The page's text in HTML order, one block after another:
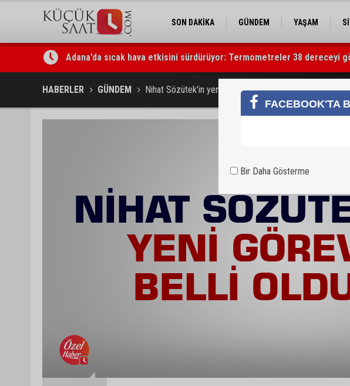
SON DAKİKA GÜNDEM YAŞAM
Adana’da sıcak hava etkisini sürdürüyor: Termometreler 38 dereceyi
Yüreğir’de başkan vekilliği seçimi yeniden yargıya taşındı
HABERLER GÜNDEM Nihat Sözütek'in yeni görevi belli oldu!
FACEBOOK'TA
Bir Daha Gösterme